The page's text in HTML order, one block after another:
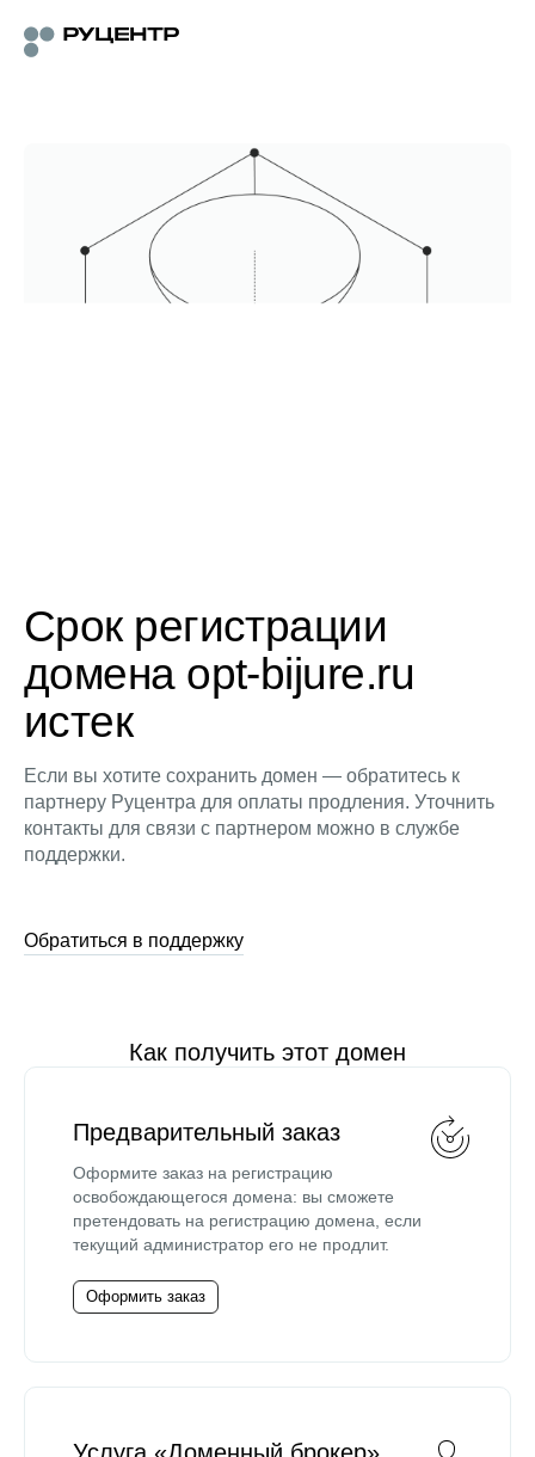
Срок регистрации
домена opt-bijure.ru
истек
Если вы хотите сохранить домен — обратитесь к
партнеру Руцентра для оплаты продления. Уточнить
контакты для связи с партнером можно в службе
поддержки.
Обратиться в поддержку
Как получить этот домен
Предварительный заказ
Оформите заказ на регистрацию
освобождающегося домена: вы сможете
претендовать на регистрацию домена, если
текущий администратор его не продлит.
Оформить заказ